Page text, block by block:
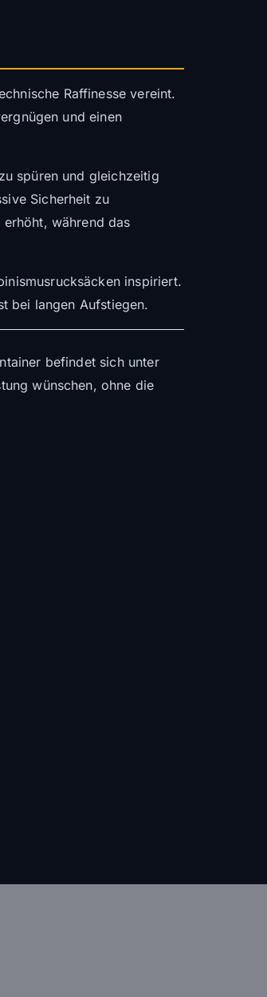
Raffinesse vereint.
und einen
spüren und gleichzeitig
Sicherheit zu
während das
inspiriert.
bei langen Aufstiegen.
befindet sich unter
wünschen, ohne die